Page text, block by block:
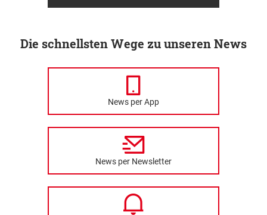
Die schnellsten Wege zu unseren News
News per App
News per Newsletter